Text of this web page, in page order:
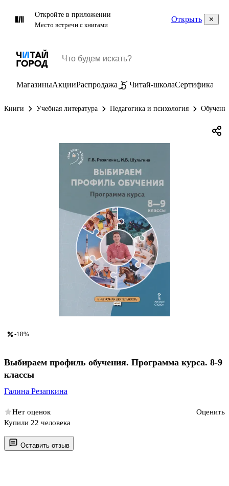
Откройте в приложении
Место встречи с книгами
Открыть
МагазиныАкцииРаспродажа Читай-школаСертификаты
Книги Учебная литература Педагогика и психология
Оставить отзыв
-18%
Выбираем профиль обучения. Программа курса. 8-9
классы
Галина Резапкина
Нет оценок
Оценить
Купили 22 человека